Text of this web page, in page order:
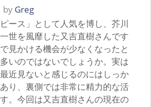
by Greg
ース」として人気を博し、芥川
世を風靡した又吉直樹さんです
見かける機会が少なくなったと
いのではないでしょうか。実は
近見ないと感じるのにはしっか
り、裏側では非常に精力的な活
。今回は又吉直樹さんの現在の